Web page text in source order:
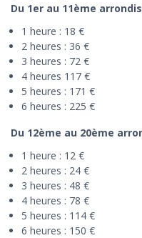
Du 1er au 11ème
1 heure : 18 €
2 heures : 36 €
3 heures : 72 €
4 heures 117 €
5 heures : 171 €
6 heures : 225 €
Du 12ème au 20ème
1 heure : 12 €
2 heures : 24 €
3 heures : 48 €
4 heures : 78 €
5 heures : 114 €
6 heures : 150 €